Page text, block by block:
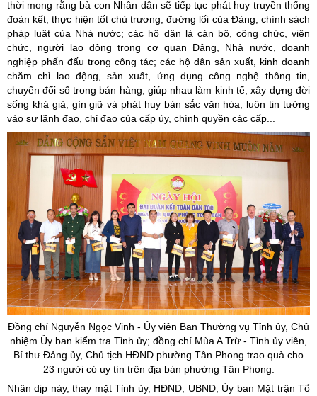
thời mong rằng bà con Nhân dân sẽ tiếp tục phát huy truyền thống
đoàn kết, thực hiện tốt chủ trương, đường lối của Đảng, chính sách
pháp luật của Nhà nước; các hộ dân là cán bộ, công chức, viên
chức, người lao động trong cơ quan Đảng, Nhà nước, doanh
nghiệp phấn đấu trong công tác; các hộ dân sản xuất, kinh doanh
chăm chỉ lao động, sản xuất, ứng dụng công nghệ thông tin,
chuyển đổi số trong bán hàng, giúp nhau làm kinh tế, xây dựng đời
sống khá giả, gìn giữ và phát huy bản sắc văn hóa, luôn tin tưởng
vào sự lãnh đạo, chỉ đạo của cấp ủy, chính quyền các cấp...
Đồng chí Nguyễn Ngọc Vinh - Ủy viên Ban Thường vụ Tỉnh ủy, Chủ
nhiệm Ủy ban kiểm tra Tỉnh ủy; đồng chí Mùa A Trừ - Tỉnh ủy viên,
Bí thư Đảng ủy, Chủ tịch HĐND phường Tân Phong trao quà cho
23 người có uy tín trên địa bàn phường Tân Phong.
Nhân dịp này, thay mặt Tỉnh ủy, HĐND, UBND, Ủy ban Mặt trận Tổ